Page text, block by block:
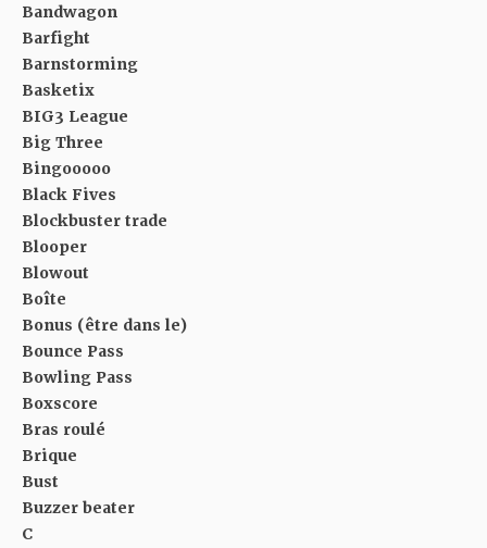
Bandwagon
Barfight
Barnstorming
Basketix
BIG3 League
Big Three
Bingooooo
Black Fives
Blockbuster trade
Blooper
Blowout
Boîte
Bonus (être dans le)
Bounce Pass
Bowling Pass
Boxscore
Bras roulé
Brique
Bust
Buzzer beater
C